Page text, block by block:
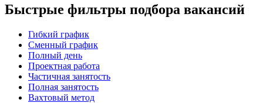
Быстрые фильтры подбора вакансий
Гибкий график
Сменный график
Полный день
Проектная работа
Частичная занятость
Полная занятость
Вахтовый метод